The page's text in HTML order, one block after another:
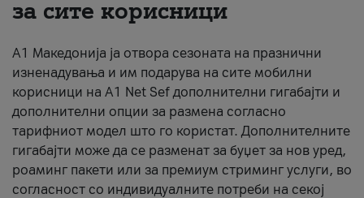
#ПодобарОнлајн
за сите корисници
А1 Македонија ја отвора сезоната на празнични
изненадувања и им подарува на сите мобилни
корисници на A1 Net Sef дополнителни гигабајти и
дополнителни опции за размена согласно
тарифниот модел што го користат. Дополнителните
гигабајти може да се разменат за буџет за нов уред,
роаминг пакети или за премиум стриминг услуги, во
согласност со индивидуалните потреби на секој